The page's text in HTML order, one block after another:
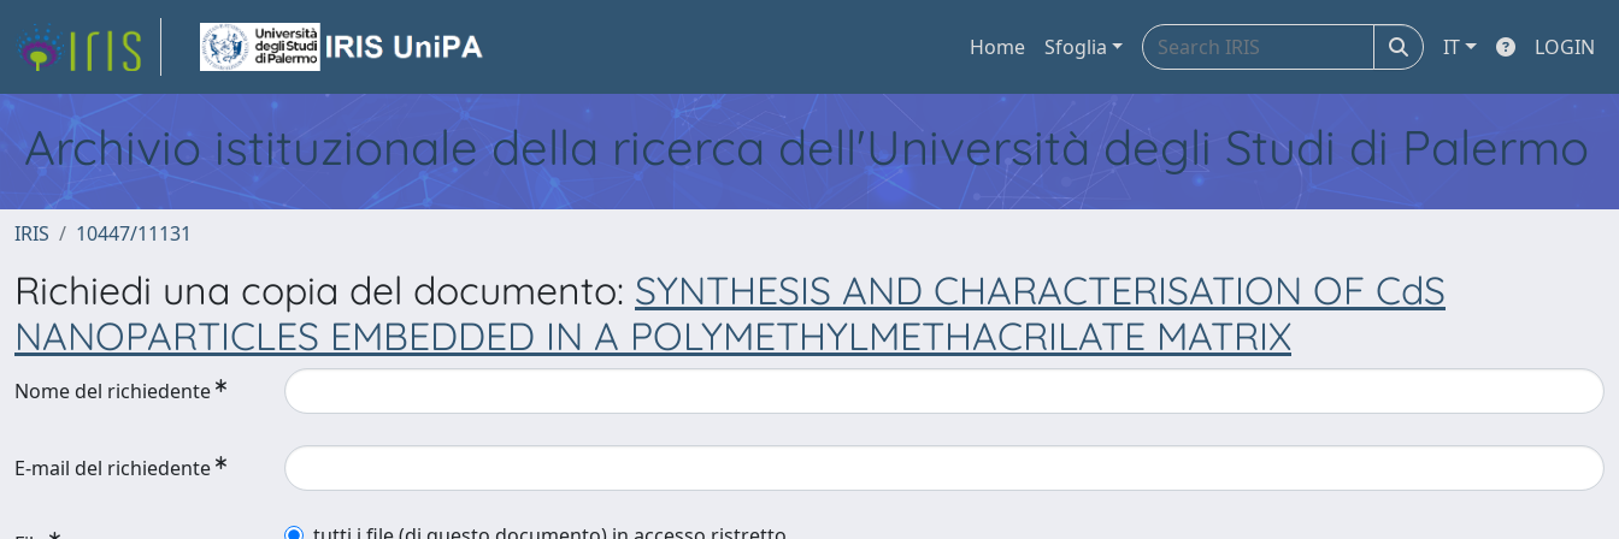
Home Sfoglia IT LOGIN
Archivio istituzionale della ricerca dell'Università degli Studi di Palermo
IRIS 10447/11131
Richiedi una copia del documento: SYNTHESIS AND CHARACTERISATION OF CdS
NANOPARTICLES EMBEDDED IN A POLYMETHYLMETHACRILATE MATRIX
Nome del richiedente
E-mail del richiedente